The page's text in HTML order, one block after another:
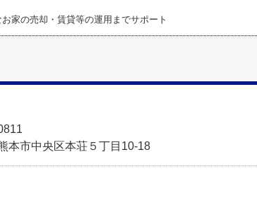
家の売却・賃貸等の運用までサポート
本市中央区本荘５丁目10-18